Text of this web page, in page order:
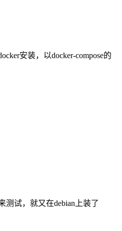
安装，以docker-compose的
测试，就又在debian上装了